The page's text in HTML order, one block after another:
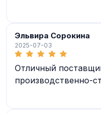
Эльвира Сорокина
2025-07-03
Отличный
производственно-